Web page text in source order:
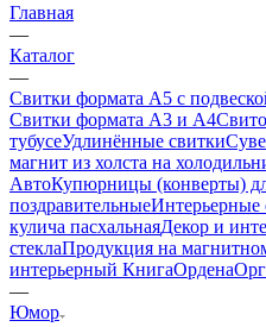
Главная
—
Каталог
—
Свитки формата А5 с
Свитки формата А3 и А4
тубусеУдлинённые свитки
магнит из холста на
АвтоКупюрницы (конверты)
поздравительныеИнтерьерные
кулича пасхальнаяДекор и
стеклаПродукция на
интерьерный КнигаОрдена
—
Юмор